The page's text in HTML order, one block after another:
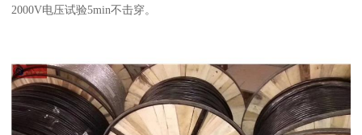
2000V电压试验5min不击穿。